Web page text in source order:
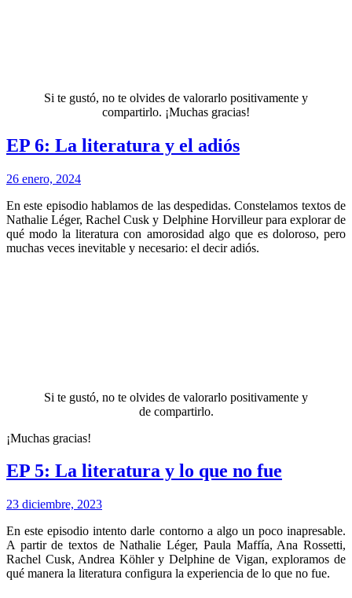
Si te gustó, no te olvides de valorarlo positivamente y
compartirlo. ¡Muchas gracias!
EP 6: La literatura y el adiós
26 enero, 2024
En este episodio hablamos de las despedidas. Constelamos textos de
Nathalie Léger, Rachel Cusk y Delphine Horvilleur para explorar de
qué modo la literatura con amorosidad algo que es doloroso, pero
muchas veces inevitable y necesario: el decir adiós.
Si te gustó, no te olvides de valorarlo positivamente y
de compartirlo.
¡Muchas gracias!
EP 5: La literatura y lo que no fue
23 diciembre, 2023
En este episodio intento darle contorno a algo un poco inapresable.
A partir de textos de Nathalie Léger, Paula Maffía, Ana Rossetti,
Rachel Cusk, Andrea Köhler y Delphine de Vigan, exploramos de
qué manera la literatura configura la experiencia de lo que no fue.